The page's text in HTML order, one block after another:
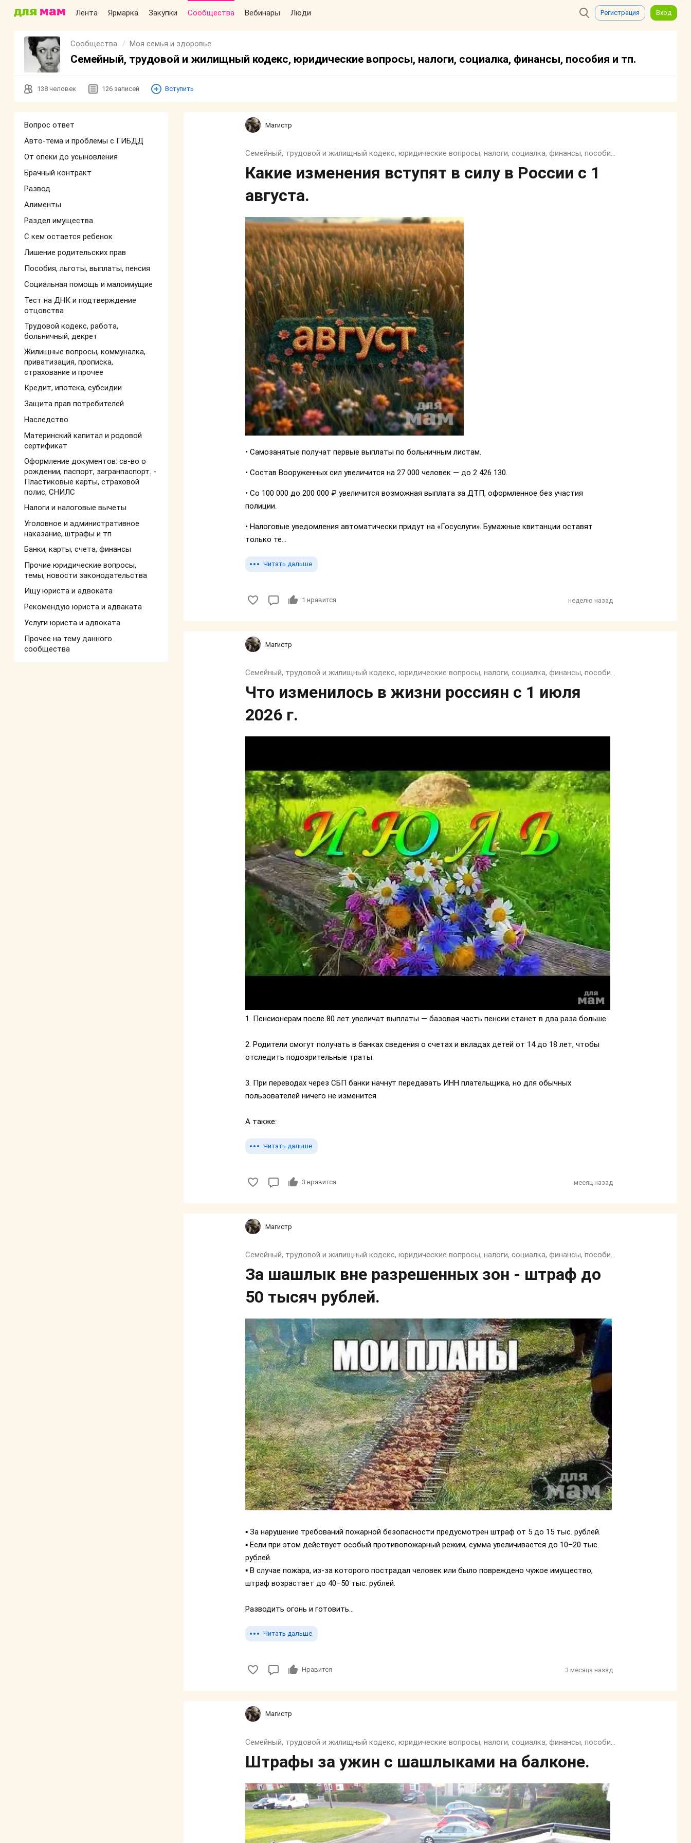
Лента Ярмарка Закупки Сообщества Вебинары Люди Регистрация Вход
Сообщества Моя семья и здоровье
Семейный, трудовой и жилищный кодекс, юридические вопросы, налоги, социалка, финансы, пособия и тп.
138 человек 126 записей Вступить
Вопрос ответ
Авто-тема и проблемы с ГИБДД
От опеки до усыновления
Брачный контракт
Развод
Алименты
Раздел имущества
С кем остается ребенок
Лишение родительских прав
Пособия, льготы, выплаты, пенсия
Социальная помощь и малоимущие
Тест на ДНК и подтверждение
отцовства
Трудовой кодекс, работа,
больничный, декрет
Жилищные вопросы, коммуналка,
приватизация, прописка,
страхование и прочее
Кредит, ипотека, субсидии
Защита прав потребителей
Наследство
Материнский капитал и родовой
сертификат
Оформление документов: св-во о
рождении, паспорт, загранпаспорт. -
Пластиковые карты, страховой
полис, СНИЛС
Налоги и налоговые вычеты
Уголовное и административное
наказание, штрафы и тп
Банки, карты, счета, финансы
Прочие юридические вопросы,
темы, новости законодательства
Ищу юриста и адвоката
Рекомендую юриста и адваката
Услуги юриста и адвоката
Прочее на тему данного
сообщества
Магистр
Семейный, трудовой и жилищный кодекс, юридические вопросы, налоги, социалка, финансы, пособия и тп.
Какие изменения вступят в силу в России с 1
августа.
• Самозанятые получат первые выплаты по больничным листам.
• Состав Вооруженных сил увеличится на 27 000 человек — до 2 426 130.
• Со 100 000 до 200 000 ₽ увеличится возможная выплата за ДТП, оформленное без участия
полиции.
• Налоговые уведомления автоматически придут на «Госуслуги». Бумажные квитанции оставят
только те...
Читать дальше
1 нравится неделю назад
Магистр
Семейный, трудовой и жилищный кодекс, юридические вопросы, налоги, социалка, финансы, пособия и тп.
Что изменилось в жизни россиян с 1 июля
2026 г.
1. Пенсионерам после 80 лет увеличат выплаты — базовая часть пенсии станет в два раза больше.
2. Родители смогут получать в банках сведения о счетах и вкладах детей от 14 до 18 лет, чтобы
отследить подозрительные траты.
3. При переводах через СБП банки начнут передавать ИНН плательщика, но для обычных
пользователей ничего не изменится.
А также:
Читать дальше
3 нравится месяц назад
Магистр
Семейный, трудовой и жилищный кодекс, юридические вопросы, налоги, социалка, финансы, пособия и тп.
За шашлык вне разрешенных зон - штраф до
50 тысяч рублей.
▪️ За нарушение требований пожарной безопасности предусмотрен штраф от 5 до 15 тыс. рублей.
▪️ Если при этом действует особый противопожарный режим, сумма увеличивается до 10–20 тыс.
рублей.
▪️ В случае пожара, из-за которого пострадал человек или было повреждено чужое имущество,
штраф возрастает до 40–50 тыс. рублей.
Разводить огонь и готовить...
Читать дальше
Нравится 3 месяца назад
Магистр
Семейный, трудовой и жилищный кодекс, юридические вопросы, налоги, социалка, финансы, пособия и тп.
Штрафы за ужин с шашлыками на балконе.